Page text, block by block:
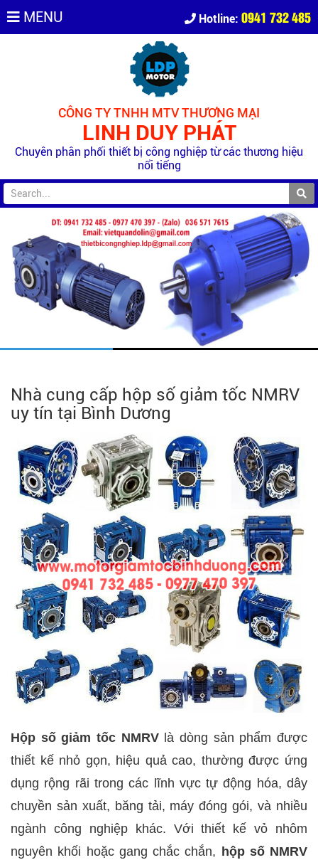
MENU Hotline: 0941 732 485
CÔNG TY TNHH MTV THƯƠNG MẠI
LINH DUY PHÁT
Chuyên phân phối thiết bị công nghiệp từ các thương hiệu
nổi tiếng
Nhà cung cấp hộp số giảm tốc NMRV
uy tín tại Bình Dương
Hộp số giảm tốc NMRVlà dòng sản phẩm được
thiết kế nhỏ gọn, hiệu quả cao, thường được ứng
dụng rộng rãi trong các lĩnh vực tự động hóa, dây
chuyền sản xuất, băng tải, máy đóng gói, và nhiều
ngành công nghiệp khác. Với thiết kế vỏ nhôm
nguyên khối hoặc gang chắc chắn, hộp số NMRV